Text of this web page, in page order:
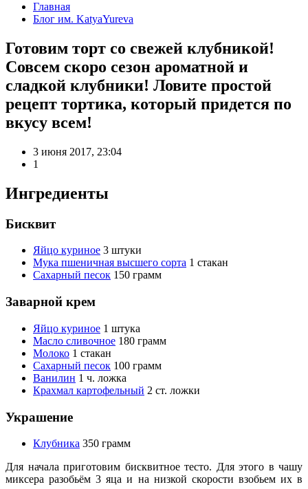
Главная
Блог им. KatyaYureva
Готовим торт со свежей клубникой!
Совсем скоро сезон ароматной и
сладкой клубники! Ловите простой
рецепт тортика, который придется по
вкусу всем!
3 июня 2017, 23:04
1
Ингредиенты
Бисквит
Яйцо куриное 3 штуки
Мука пшеничная высшего сорта 1 стакан
Сахарный песок 150 грамм
Заварной крем
Яйцо куриное 1 штука
Масло сливочное 180 грамм
Молоко 1 стакан
Сахарный песок 100 грамм
Ванилин 1 ч. ложка
Крахмал картофельный 2 ст. ложки
Украшение
Клубника 350 грамм
Для начала приготовим бисквитное тесто. Для этого в чашу
миксера разобьём 3 яца и на низкой скорости взобьем их в